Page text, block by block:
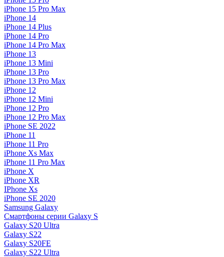
iPhone 15 Pro Max
iPhone 14
iPhone 14 Plus
iPhone 14 Pro
iPhone 14 Pro Max
iPhone 13
iPhone 13 Mini
iPhone 13 Pro
iPhone 13 Pro Max
iPhone 12
iPhone 12 Mini
iPhone 12 Pro
iPhone 12 Pro Max
iPhone SE 2022
iPhone 11
iPhone 11 Pro
iPhone Xs Max
iPhone 11 Pro Max
iPhone X
iPhone XR
IPhone Xs
iPhone SE 2020
Samsung Galaxy
Смартфоны серии Galaxy S
Galaxy S20 Ultra
Galaxy S22
Galaxy S20FE
Galaxy S22 Ultra